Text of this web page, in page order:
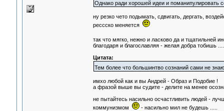
Однако ради хорошей идеи и поманипулировать
ну резко чето подымать, сдвигать, дергать,
рессско меняется
так что мягко, нежно и ласково да и тщатильней
благодаря и благославляя - желая добра тобишь
Цитата:
Тем более что большинтво сознаний сами не
имхо любой как и вы Андрей - Образ и Подобие !
а фразой выше вы судите - делите на менее
не пытайтесь насильно осчастливить людей -
коммунизмом
- насильно мил не будешь .....